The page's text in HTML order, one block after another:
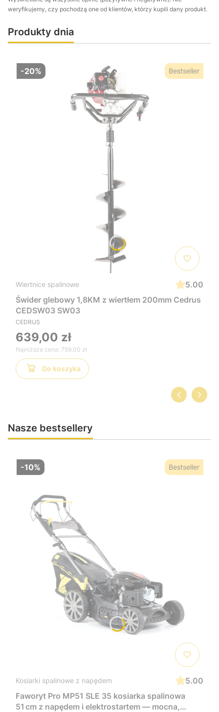
weryfikujemy, czy pochodzą one od klientów, którzy kupili dany produkt.
Produkty dnia
-20% Bestseller
Wiertnice spalinowe
5.00
Świder glebowy 1,8KM z wiertłem 200mm Cedrus
CEDSW03 SW03
CEDRUS
639,00 zł
Najniższa cena: 759,00 zł
Do koszyka
Nasze bestsellery
-10% Bestseller
Kosiarki spalinowe z napędem
5.00
Faworyt Pro MP51 SLE 35 kosiarka spalinowa
51 cm z napędem i elektrostartem — mocna,